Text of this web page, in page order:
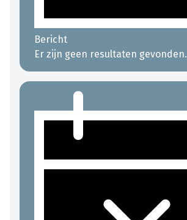
Bericht
Er zijn geen resultaten gevonden.